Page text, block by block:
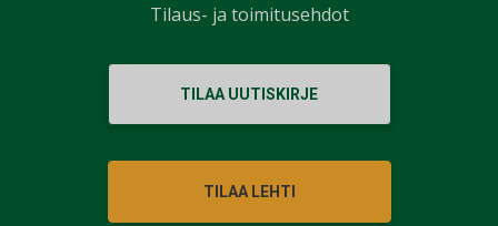
TILAA UUTISKIRJE
TILAA LEHTI
Tilaus- ja toimitusehdot